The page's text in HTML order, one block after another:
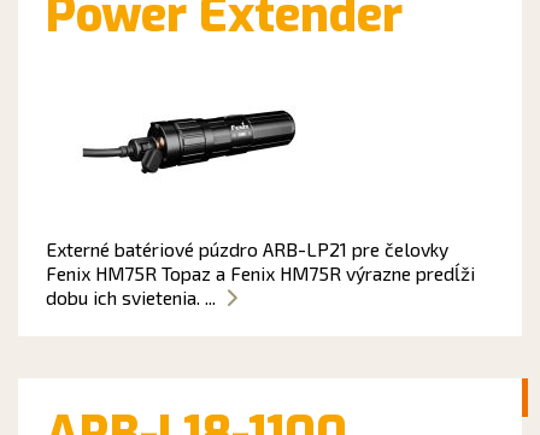
Power Extender
Externé batériové púzdro ARB-LP21 pre čelovky
Fenix HM75R Topaz a Fenix HM75R výrazne predĺži
dobu ich svietenia. ...